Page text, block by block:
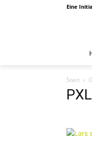
Eine
Start